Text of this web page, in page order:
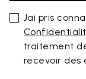
Jai pris
traitement
recevoir des